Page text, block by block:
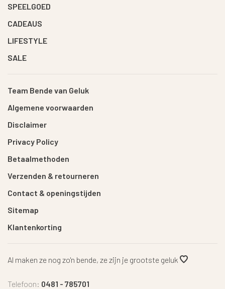
SPEELGOED
CADEAUS
LIFESTYLE
SALE
Team Bende van Geluk
Algemene voorwaarden
Disclaimer
Privacy Policy
Betaalmethoden
Verzenden & retourneren
Contact & openingstijden
Sitemap
Klantenkorting
Al maken ze nog zo'n bende, ze zijn je grootste geluk
Telefoon: 0481 - 785701